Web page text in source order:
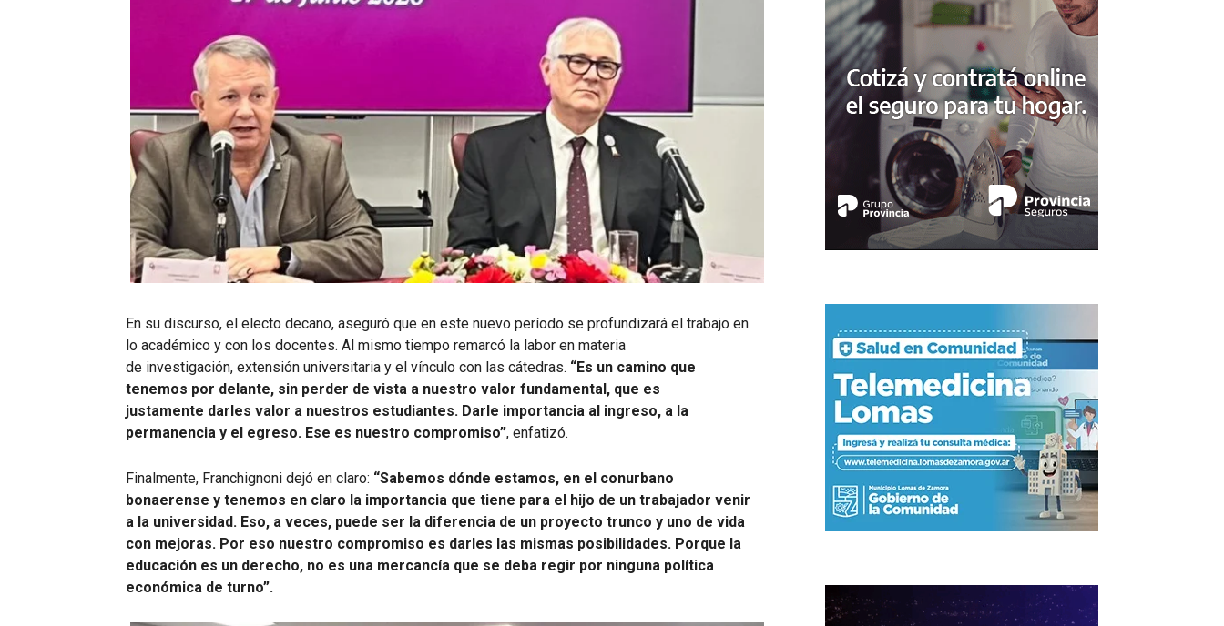
En su discurso, el electo decano, aseguró que en este nuevo período se profundizará el trabajo en
lo académico y con los docentes. Al mismo tiempo remarcó la labor en materia
de investigación, extensión universitaria y el vínculo con las cátedras. “Es un camino que
tenemos por delante, sin perder de vista a nuestro valor fundamental, que es
justamente darles valor a nuestros estudiantes. Darle importancia al ingreso, a la
permanencia y el egreso. Ese es nuestro compromiso”, enfatizó.
Finalmente, Franchignoni dejó en claro: “Sabemos dónde estamos, en el conurbano
bonaerense y tenemos en claro la importancia que tiene para el hijo de un trabajador venir
a la universidad. Eso, a veces, puede ser la diferencia de un proyecto trunco y uno de vida
con mejoras. Por eso nuestro compromiso es darles las mismas posibilidades. Porque la
educación es un derecho, no es una mercancía que se deba regir por ninguna política
económica de turno”.